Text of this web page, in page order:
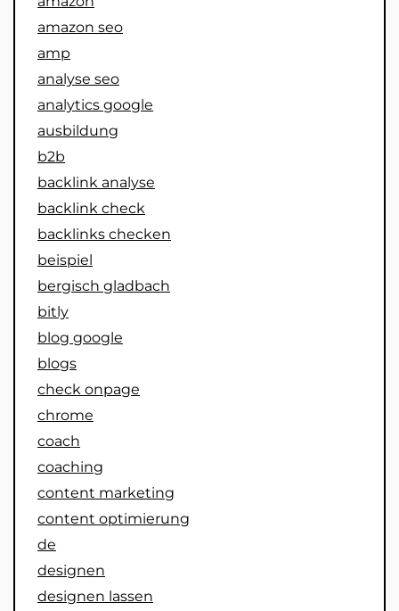
amazon seo
amp
analyse seo
analytics google
ausbildung
b2b
backlink analyse
backlink check
backlinks checken
beispiel
bergisch gladbach
bitly
blog google
blogs
check onpage
chrome
coach
coaching
content marketing
content optimierung
de
designen
designen lassen